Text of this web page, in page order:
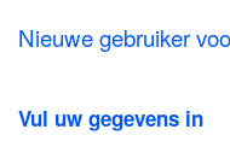
Nieuwe gebruiker
Vul uw gegevens in